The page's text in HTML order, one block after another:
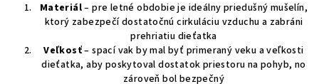
Materiál– pre letné obdobie je ideálny priedušný mušelín,
ktorý zabezpečí dostatočnú cirkuláciu vzduchu a zabráni
prehriatiu dieťatka
Veľkosť– spací vak by mal byť primeraný veku a veľkosti
dieťatka, aby poskytoval dostatok priestoru na pohyb, no
zároveň bol bezpečný